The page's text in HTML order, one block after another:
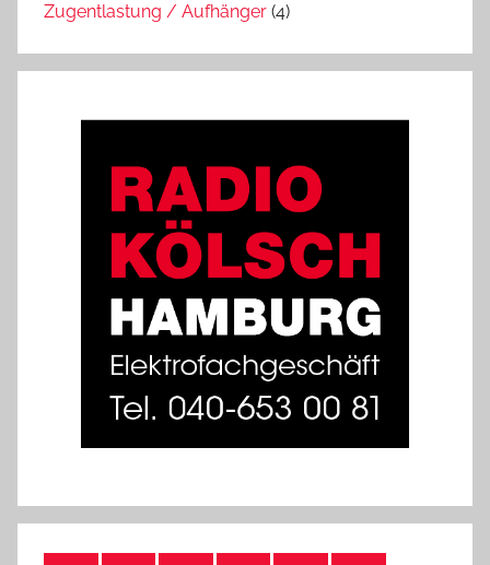
Zugentlastung / Aufhänger (4)